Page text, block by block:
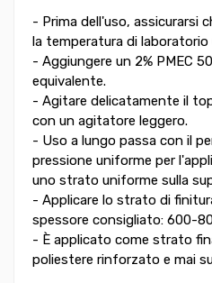
- Prima dell'uso, assicurarsi
la temperatura di laboratorio
- Aggiungere un 2% PMEC
equivalente.
- Agitare delicatamente il
con un agitatore leggero.
- Uso a lungo passa con il
pressione uniforme per
uno strato uniforme sulla
- Applicare lo strato di
spessore consigliato: 600-
- È applicato come strato
poliestere rinforzato e mai